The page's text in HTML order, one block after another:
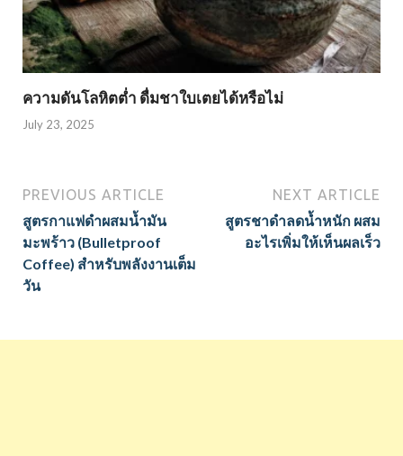
ความดันโลหิตต่ำ ดื่มชาใบเตยได้หรือไม่
July 23, 2025
PREVIOUS ARTICLE
สูตรกาแฟดำผสมน้ำมัน
มะพร้าว (Bulletproof
Coffee) สำหรับพลังงานเต็ม
วัน
NEXT ARTICLE
สูตรชาดำลดน้ำหนัก ผสม
อะไรเพิ่มให้เห็นผลเร็ว